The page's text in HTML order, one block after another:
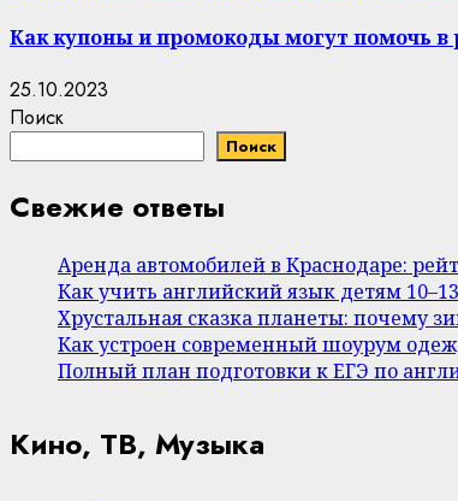
Как купоны и промокоды могут помочь в
25.10.2023
Поиск
Поиск
Свежие ответы
Аренда автомобилей в Краснодаре:
Как учить английский язык детям
Хрустальная сказка планеты: почему
Как устроен современный шоурум
Полный план подготовки к ЕГЭ по
Кино, ТВ, Музыка